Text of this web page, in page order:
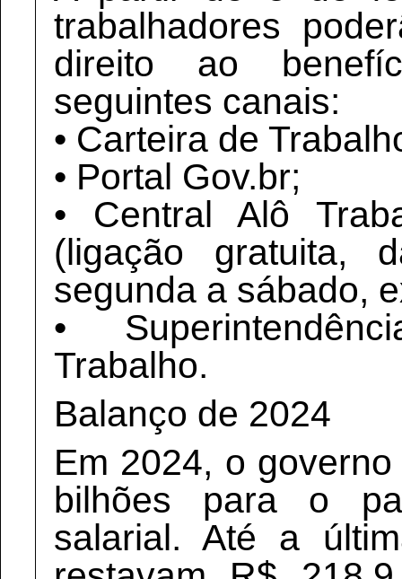
trabalhadores
direito ao
seguintes canais:
• Carteira de
• Portal Gov.br;
• Central Alô
(ligação gratuita,
segunda a sábado,
•
Trabalho.
Balanço de 2024
Em 2024, o
bilhões para o
salarial. Até a